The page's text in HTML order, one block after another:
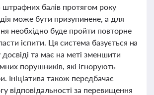
штрафних балів протягом року
може бути призупинене, а для
необхідно буде пройти повторне
іспити. Ця система базується на
та має на меті зменшити
порушників, які ігнорують
Ініціатива також передбачає
відповідальності за перевищення